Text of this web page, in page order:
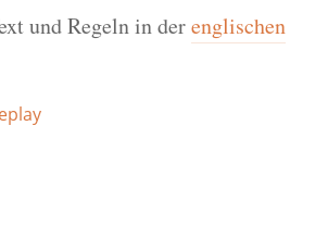
und Regeln in derenglischen